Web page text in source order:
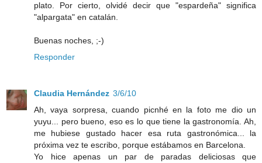
plato. Por cierto, olvidé decir que "espardeña" significa
"alpargata" en catalán.
Buenas noches, ;-)
Responder
Claudia Hernández 3/6/10
Ah, vaya sorpresa, cuando picnhé en la foto me dio un
yuyu... pero bueno, eso es lo que tiene la gastronomía. Ah,
me hubiese gustado hacer esa ruta gastronómica... la
próxima vez te escribo, porque estábamos en Barcelona.
Yo hice apenas un par de paradas deliciosas que